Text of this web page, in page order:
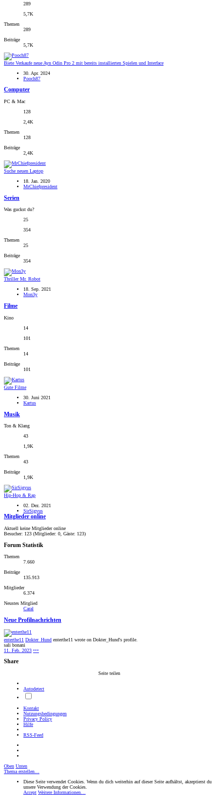
289
5,7K
Themen
289
Beiträge
5,7K
Biete Verkaufe neue Ayn Odin Pro 2 mit bereits installierten Spielen und Interface
30. Apr. 2024
Pooch87
Computer
PC & Mac
128
2,4K
Themen
128
Beiträge
2,4K
Suche neuen Laptop
18. Jan. 2020
MrChiefpresident
Serien
Was guckst du?
25
354
Themen
25
Beiträge
354
Thriller Mr. Robot
18. Sep. 2021
Mon3y
Filme
Kino
14
101
Themen
14
Beiträge
101
Gute Filme
30. Juni 2021
Kartus
Musik
Ton & Klang
43
1,9K
Themen
43
Beiträge
1,9K
Hip-Hop & Rap
02. Dez. 2021
SirSigyus
Mitglieder online
Aktuell keine Mitglieder online
Besucher: 123 (Mitglieder: 0, Gäste: 123)
Forum Statistik
Themen
7.660
Beiträge
135.913
Mitglieder
6.374
Neustes Mitglied
Caral
Neue Profilnachrichten
enterthe11 Dokter_Hund enterthe11 wrote on Dokter_Hund's profile.
sali bonani
11. Feb. 2023 •••
Share
Seite teilen
Autodetect
Kontakt
Nutzungsbedingungen
Privacy Policy
Hilfe
RSS-Feed
Oben Unten
Thema erstellen…
Diese Seite verwendet Cookies. Wenn du dich weiterhin auf dieser Seite aufhältst, akzeptierst du
unsere Verwendung der Cookies.
Accept Weitere Informationen…